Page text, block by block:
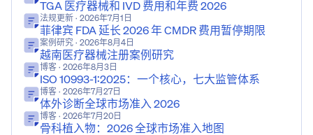
TGA 医疗器械和 IVD 费用和年费 2026
法规更新 · 2026年7月1日
菲律宾 FDA 延长 2026 年 CMDR 费用暂停期限
案例研究 · 2026年8月4日
越南医疗器械注册案例研究
博客 · 2026年8月3日
ISO 10993-1:2025：一个核心，七大监管体系
博客 · 2026年7月27日
体外诊断全球市场准入 2026
博客 · 2026年7月20日
骨科植入物：2026 全球市场准入地图